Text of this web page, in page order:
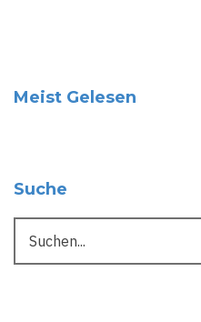
Meist Gelesen
Suche